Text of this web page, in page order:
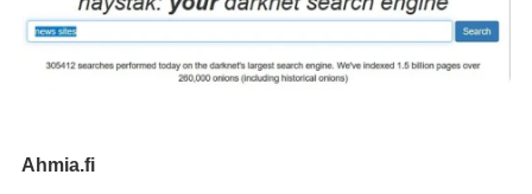
Ahmia.fi